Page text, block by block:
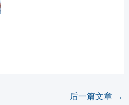
后一篇文章 →